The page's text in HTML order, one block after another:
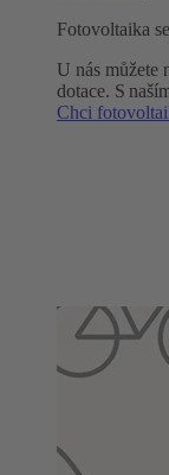
Fotovoltaika
U nás můžete
dotace. S
Chci